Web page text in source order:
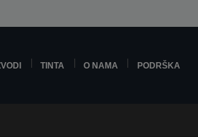
TINTA O NAMA PODRŠKA